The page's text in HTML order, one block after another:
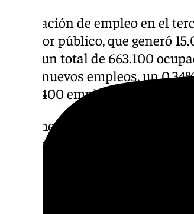
La creación de empleo en el
el sector público, que generó
hasta un total de 663.100
9.600 nuevos empleos, un
2.840.400 empleos. .
El número de ocupados a
personas en el tercer trimestre